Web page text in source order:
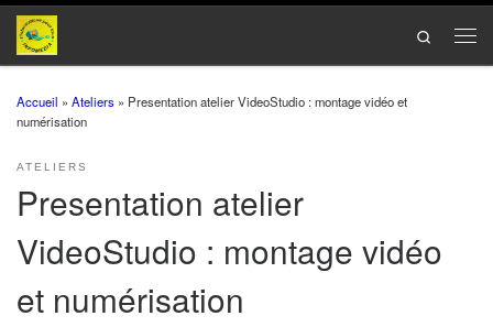
Passer au contenu
Search
Accueil » Ateliers » Presentation atelier VideoStudio : montage vidéo et
numérisation
ATELIERS
Presentation atelier
VideoStudio : montage vidéo
et numérisation